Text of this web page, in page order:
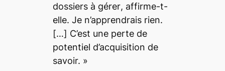
dossiers à gérer, affirme-t-
elle. Je n’apprendrais rien.
[…] C’est une perte de
potentiel d’acquisition de
savoir. »